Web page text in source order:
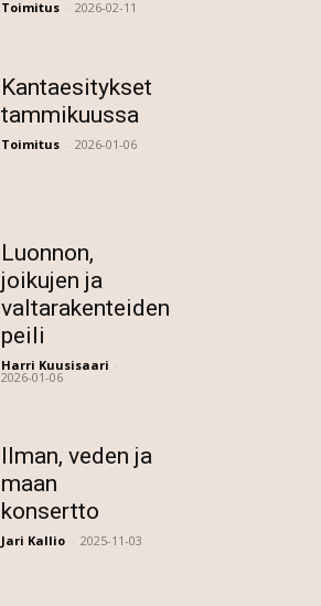
Toimitus - 2026-02-11
Kantaesitykset
tammikuussa
Toimitus - 2026-01-06
Luonnon,
joikujen ja
valtarakenteiden
peili
Harri Kuusisaari -
2026-01-06
Ilman, veden ja
maan
konsertto
Jari Kallio - 2025-11-03